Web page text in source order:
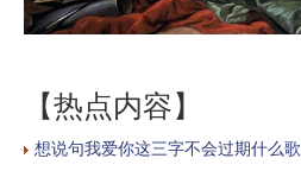
【热点内容】
想说句我爱你这三字不会过期什么歌